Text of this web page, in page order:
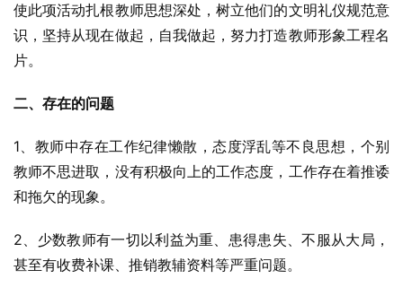
使此项活动扎根教师思想深处，树立他们的文明礼仪规范意
识，坚持从现在做起，自我做起，努力打造教师形象工程名
片。
二、存在的问题
1、教师中存在工作纪律懒散，态度浮乱等不良思想，个别
教师不思进取，没有积极向上的工作态度，工作存在着推诿
和拖欠的现象。
2、少数教师有一切以利益为重、患得患失、不服从大局，
甚至有收费补课、推销教辅资料等严重问题。